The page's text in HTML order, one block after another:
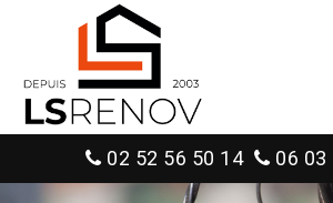
02 52 56 50 14 06 03